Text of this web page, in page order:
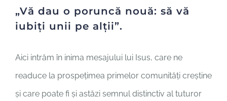
„Vă dau o poruncă nouă: să vă
iubiți unii pe alții”.
Aici intrăm în inima mesajului lui Isus, care ne
readuce la prospețimea primelor comunități creștine
și care poate fi și astăzi semnul distinctiv al tuturor